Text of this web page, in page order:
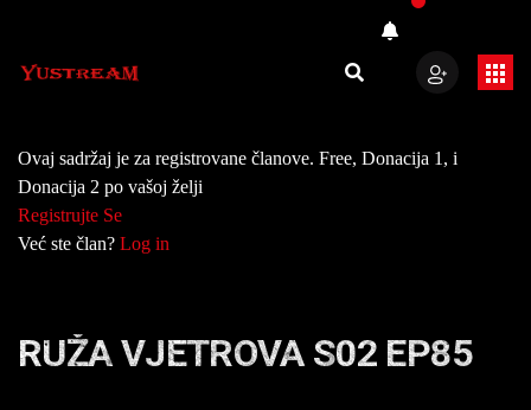
Ovaj sadržaj je za registrovane članove. Free, Donacija 1, i
Donacija 2 po vašoj želji
Registrujte Se
Već ste član? Log in
RUŽA VJETROVA S02 EP85